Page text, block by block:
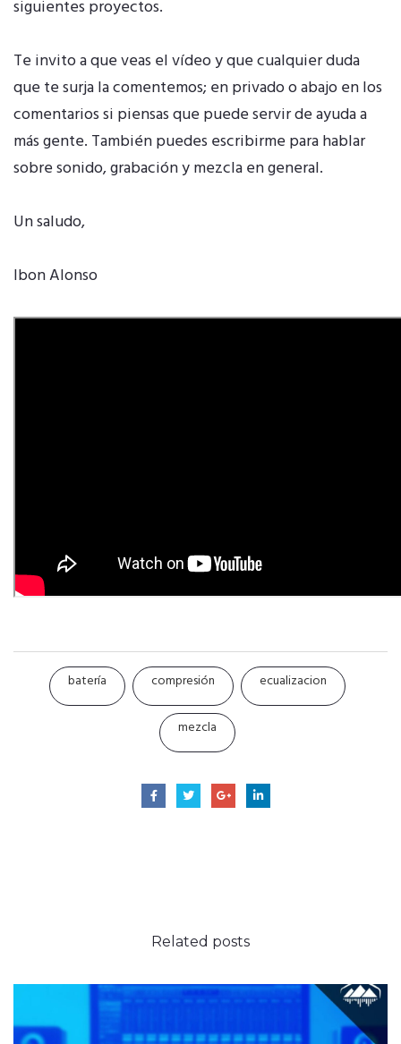
siguientes proyectos.
Te invito a que veas el vídeo y que cualquier duda
que te surja la comentemos; en privado o abajo en los
comentarios si piensas que puede servir de ayuda a
más gente. También puedes escribirme para hablar
sobre sonido, grabación y mezcla en general.
Un saludo,
Ibon Alonso
batería compresión ecualizacion
mezcla
Related posts